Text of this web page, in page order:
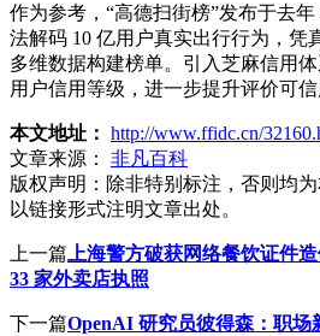
作为参考，“高德扫街榜”发布于去
法解码 10 亿用户真实出行行为，凭
多维数据构建榜单。引入芝麻信用
用户信用等级，进一步提升评价可信
本文地址： http://www.ffidc.cn/
文章来源：
非凡百科
版权声明： 除非特别标注，否则均
以链接形式注明文章出处。
上一篇 上海警方破获网络餐饮证件
33 家外卖店执照
下一篇OpenAI 研究员彼得森：职场